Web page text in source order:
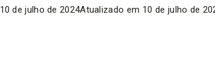
10 de julho de 2024Atualizado em 10 de julho de